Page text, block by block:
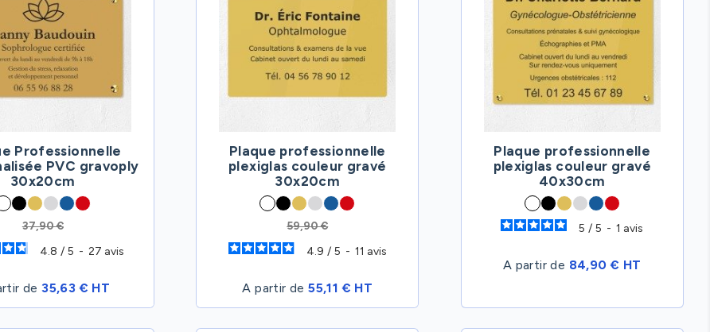
Professionnelle
PVC gravoply
30x20cm
37,90 €
4.8 / 5 - 27 avis
de35,63 € HT
Plaque professionnelle
plexiglas couleur gravé
30x20cm
59,90 €
4.9 / 5 - 11 avis
A partir de55,11 € HT
Plaque professionnelle
plexiglas couleur gravé
40x30cm
5 / 5 - 1 avis
A partir de 84,90 € HT